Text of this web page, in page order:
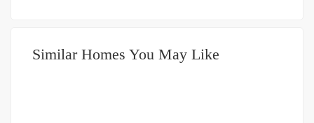
Similar Homes You May Like